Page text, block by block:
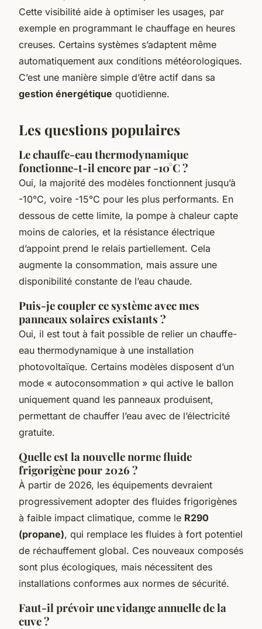
Cette visibilité aide à optimiser les usages, par
exemple en programmant le chauffage en heures
creuses. Certains systèmes s’adaptent même
automatiquement aux conditions météorologiques.
C’est une manière simple d’être actif dans sa
gestion énergétique quotidienne.
Les questions populaires
Le chauffe-eau thermodynamique
fonctionne-t-il encore par -10°C ?
Oui, la majorité des modèles fonctionnent jusqu’à
-10°C, voire -15°C pour les plus performants. En
dessous de cette limite, la pompe à chaleur capte
moins de calories, et la résistance électrique
d’appoint prend le relais partiellement. Cela
augmente la consommation, mais assure une
disponibilité constante de l’eau chaude.
Puis-je coupler ce système avec mes
panneaux solaires existants ?
Oui, il est tout à fait possible de relier un chauffe-
eau thermodynamique à une installation
photovoltaïque. Certains modèles disposent d’un
mode « autoconsommation » qui active le ballon
uniquement quand les panneaux produisent,
permettant de chauffer l’eau avec de l’électricité
gratuite.
Quelle est la nouvelle norme fluide
frigorigène pour 2026 ?
À partir de 2026, les équipements devraient
progressivement adopter des fluides frigorigènes
à faible impact climatique, comme le R290
(propane), qui remplace les fluides à fort potentiel
de réchauffement global. Ces nouveaux composés
sont plus écologiques, mais nécessitent des
installations conformes aux normes de sécurité.
Faut-il prévoir une vidange annuelle de la
cuve ?